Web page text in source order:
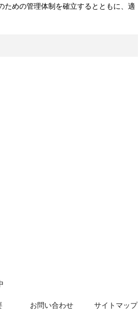
めの管理体制を確立するとともに、適
お問い合わせ サイトマップ